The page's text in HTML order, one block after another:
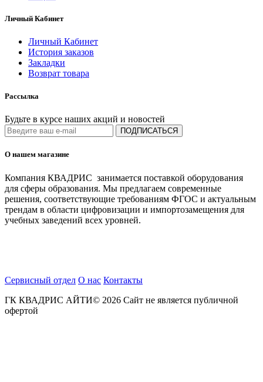
Личный Кабинет
Личный Кабинет
История заказов
Закладки
Возврат товара
Рассылка
Будьте в курсе наших акций и новостей
ПОДПИСАТЬСЯ
О нашем магазине
Компания КВАДРИС занимается поставкой оборудования
для сферы образования. Мы предлагаем современные
решения, соответствующие требованиям ФГОС и актуальным
трендам в области цифровизации и импортозамещения для
учебных заведений всех уровней.
Сервисный отдел О нас Контакты
ГК КВАДРИС АЙТИ© 2026 Сайт не является публичной
офертой